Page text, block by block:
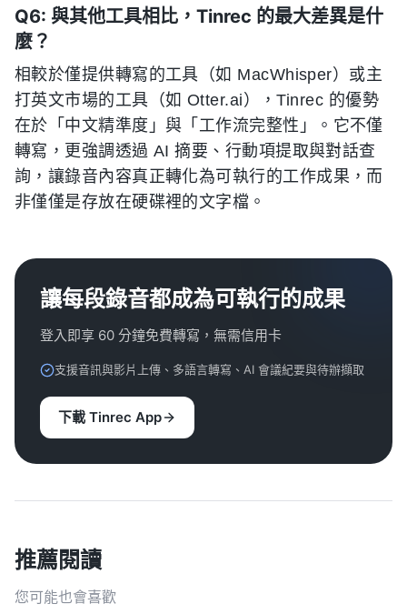
Q6: 與其他工具相比，Tinrec 的最大差異是什
麼？
相較於僅提供轉寫的工具（如 MacWhisper）或主
打英文市場的工具（如 Otter.ai），Tinrec 的優勢
在於「中文精準度」與「工作流完整性」。它不僅
轉寫，更強調透過 AI 摘要、行動項提取與對話查
詢，讓錄音內容真正轉化為可執行的工作成果，而
非僅僅是存放在硬碟裡的文字檔。
讓每段錄音都成為可執行的成果
登入即享 60 分鐘免費轉寫，無需信用卡
支援音訊與影片上傳、多語言轉寫、AI 會議紀要與待辦擷取
下載 Tinrec App
推薦閱讀
您可能也會喜歡